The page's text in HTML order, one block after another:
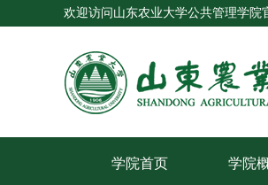
欢迎访问山东农业大学公共管理学院
学院首页 学院